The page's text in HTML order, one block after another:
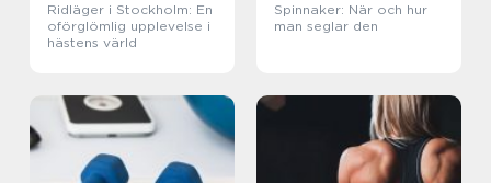
Ridläger i Stockholm: En
oförglömlig upplevelse i
hästens värld
Spinnaker: När och hur
man seglar den